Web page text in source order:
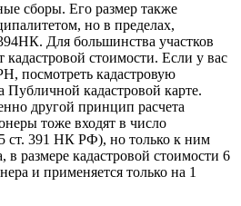
сборы. Его размер также
но в пределах,
Для большинства участков
кадастровой стоимости. Если у вас
посмотреть кадастровую
Публичной кадастровой карте.
другой принцип расчета
тоже входят в число
ст. 391 НК РФ), но только к ним
в размере кадастровой стоимости 6
и применяется только на 1